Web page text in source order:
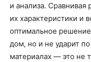
и анализа.
их характеристики и
оптимальное
дом, но и не ударит
материалах — это не